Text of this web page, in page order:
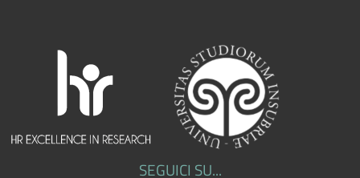
SEGUICI SU...